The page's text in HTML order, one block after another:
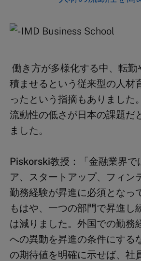
働き方が多様化する中、転勤
積ませるという従来型の人材
ったという指摘もありました
流動性の低さが日本の課題だ
ました。
Piskorski教授：
「金融業界
ア、スタートアップ、フィン
勤務経験が昇進に必須となっ
もはや、一つの部門で昇進し
は減りました。外国での勤務
への異動を昇進の条件にする
の期待値を明確に示せば、社